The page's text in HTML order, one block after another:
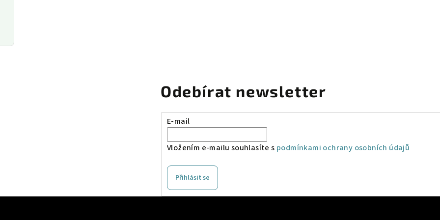
Odebírat newsletter
E-mail
Vložením e-mailu souhlasíte s podmínkami ochrany osobních údajů
Přihlásit se